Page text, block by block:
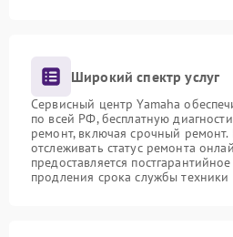
Широкий спектр услуг
Сервисный центр Yamaha
по всей РФ, бесплатную
ремонт, включая срочный
отслеживать статус ремонта
предоставляется
продления срока службы техники